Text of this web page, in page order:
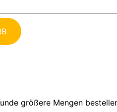
größere Mengen